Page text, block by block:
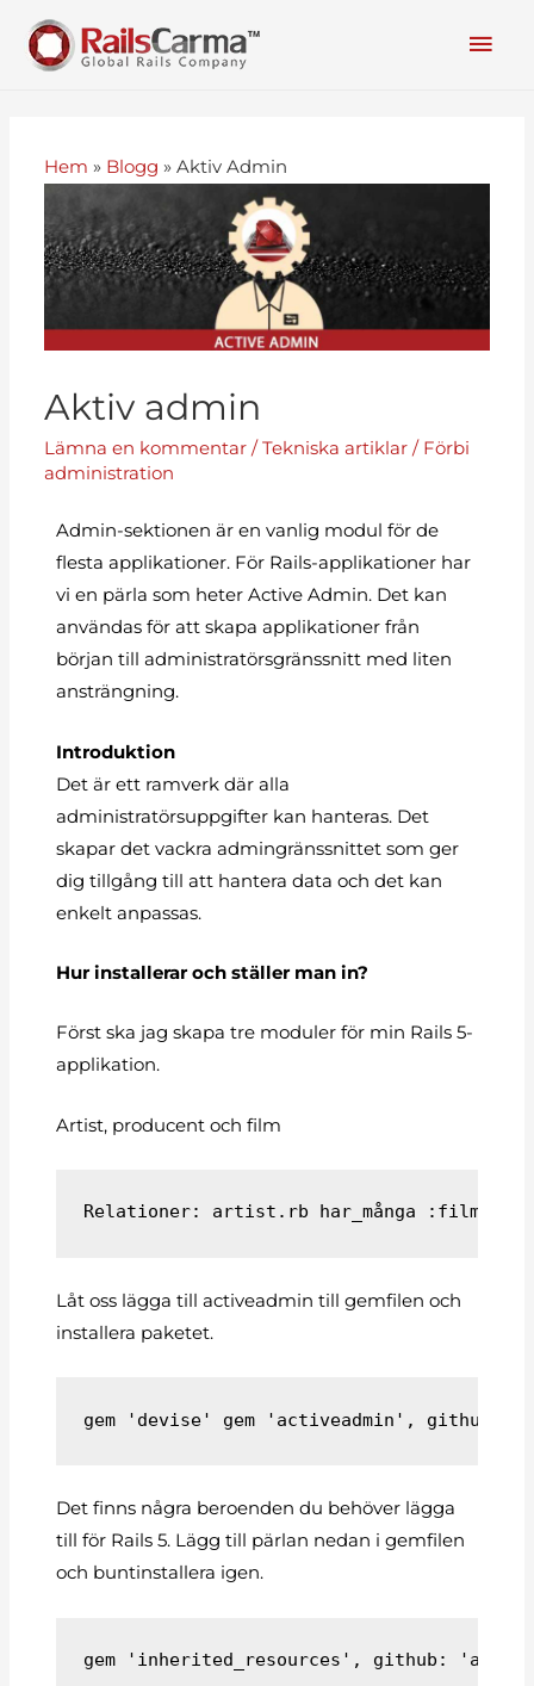
Hem » Blogg »Aktiv Admin
Aktiv admin
Lämna en kommentar /Tekniska artiklar / Förbi
administration
Admin-sektionen är en vanlig modul för de
flesta applikationer. För Rails-applikationer har
vi en pärla som heter Active Admin. Det kan
användas för att skapa applikationer från
början till administratörsgränssnitt med liten
ansträngning.
Introduktion
Det är ett ramverk där alla
administratörsuppgifter kan hanteras. Det
skapar det vackra admingränssnittet som ger
dig tillgång till att hantera data och det kan
enkelt anpassas.
Hur installerar och ställer man in?
Först ska jag skapa tre moduler för min Rails 5-
applikation.
Artist, producent och film
Låt oss lägga till activeadmin till gemfilen och
installera paketet.
gem 'devise' gem 'activeadmin', github:
Det finns några beroenden du behöver lägga
till för Rails 5. Lägg till pärlan nedan i gemfilen
och buntinstallera igen.
gem 'inherited_resources', github: